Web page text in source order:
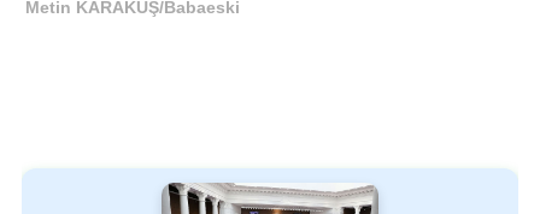
Metin KARAKUŞ/Babaeski